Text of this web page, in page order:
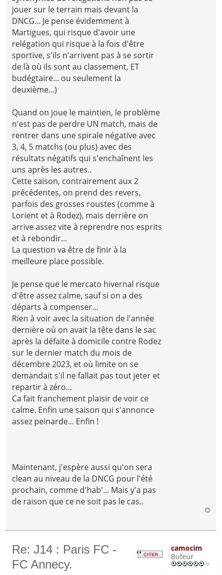
jouer sur le terrain mais devant la
DNCG... Je pense évidemment à
Martigues, qui risque d'avoir une
relégation qui risque à la fois d'être
sportive, s'ils n'arrivent pas à se sortir
de là où ils sont au classement, ET
budégtaire... ou seulement la
deuxième...)
Quand on joue le maintien, le problème
n'est pas de perdre UN match, mais de
rentrer dans une spirale négative avec
3, 4, 5 matchs (ou plus) avec des
résultats négatifs qui s'enchaînent les
uns après les autres..
Cette saison, contrairement aux 2
précédentes, on prend des revers,
parfois des grosses roustes (comme à
Lorient et à Rodez), mais derrière on
arrive assez vite à reprendre nos esprits
et à rebondir...
La question va être de finir à la
meilleure place possible.
Je pense que le mercato hivernal risque
d'être assez calme, sauf si on a des
départs à compenser...
Rien à voir avec la situation de l'année
dernière où on avait la tête dans le sac
après la défaite à domicile contre Rodez
sur le dernier match du mois de
décembre 2023, et où limite on se
demandait s'il ne fallait pas tout jeter et
repartir à zéro...
Ca fait franchement plaisir de voir ce
calme. Enfin une saison qui s'annonce
assez peinarde... Enfin !
Maintenant, j'espère aussi qu'on sera
clean au niveau de la DNCG pour l'été
prochain, comme d'hab'... Mais y'a pas
de raison que ce ne soit pas le cas..
Re: J14 : Paris FC -
FC Annecy.
camocim
Buteur